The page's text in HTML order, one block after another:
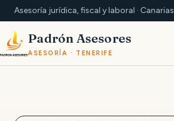
Asesoría jurídica, fiscal y laboral · Canarias
Padrón Asesores
ASESORÍA · TENERIFE